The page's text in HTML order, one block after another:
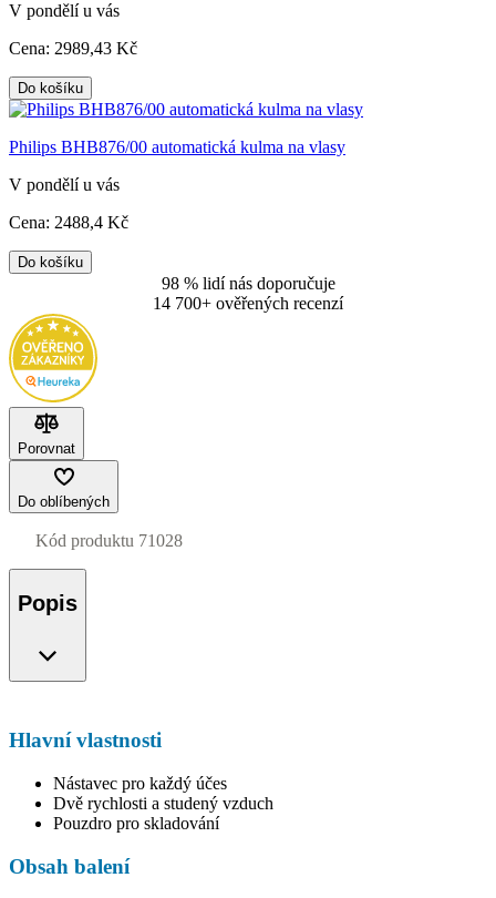
V pondělí u vás
Cena: 2989,43 Kč
Do košíku
Philips BHB876/00 automatická kulma na vlasy
V pondělí u vás
Cena: 2488,4 Kč
Do košíku
98 % lidí nás doporučuje
14 700+ ověřených recenzí
Porovnat
Do oblíbených
Kód produktu 71028
Popis
Hlavní vlastnosti
Nástavec pro každý účes
Dvě rychlosti a studený vzduch
Pouzdro pro skladování
Obsah balení